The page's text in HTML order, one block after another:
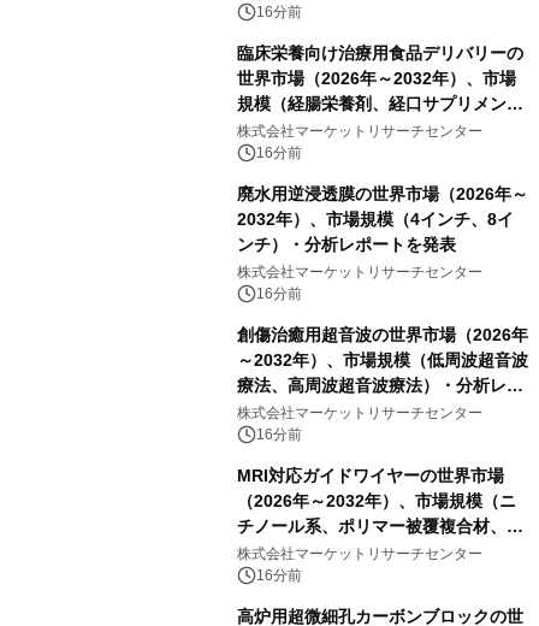
16分前
臨床栄養向け治療用食品デリバリーの
世界市場（2026年～2032年）、市場
規模（経腸栄養剤、経口サプリメン
ト）・分析レポートを発表
株式会社マーケットリサーチセンター
16分前
廃水用逆浸透膜の世界市場（2026年～
2032年）、市場規模（4インチ、8イ
ンチ）・分析レポートを発表
株式会社マーケットリサーチセンター
16分前
創傷治癒用超音波の世界市場（2026年
～2032年）、市場規模（低周波超音波
療法、高周波超音波療法）・分析レポ
ートを発表
株式会社マーケットリサーチセンター
16分前
MRI対応ガイドワイヤーの世界市場
（2026年～2032年）、市場規模（ニ
チノール系、ポリマー被覆複合材、そ
の他）・分析レポートを発表
株式会社マーケットリサーチセンター
16分前
高炉用超微細孔カーボンブロックの世